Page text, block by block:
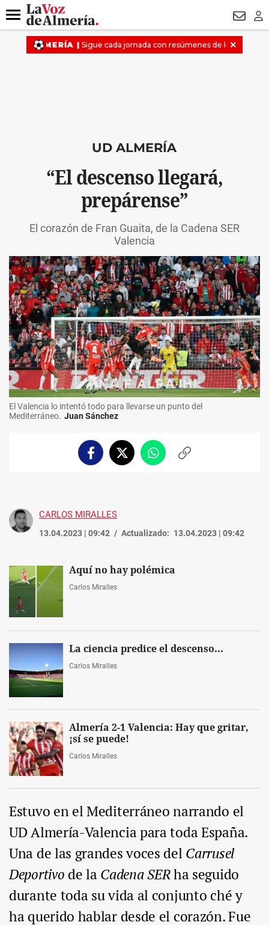
DESTACADO DRON UDA
Menú
UD ALMERÍA
“El descenso llegará,
prepárense”
El corazón de Fran Guaita, de la Cadena SER
Valencia
El Valencia lo intentó todo para llevarse un punto del
Mediterráneo. Juan Sánchez
FacebookTwitterWhatsappCopiar
CARLOS MIRALLES
13.04.2023 | 09:42 Actualizado: 13.04.2023 | 09:42
Aquí no hay polémica
Carlos Miralles
La ciencia predice el descenso...
Carlos Miralles
Almería 2-1 Valencia: Hay que gritar,
¡sí se puede!
Carlos Miralles
Estuvo en el Mediterráneo narrando el
UD Almería-Valencia para toda España.
Una de las grandes voces del Carrusel
Deportivo de la Cadena SERha seguido
durante toda su vida al conjunto ché y
ha querido hablar desde el corazón. Fue